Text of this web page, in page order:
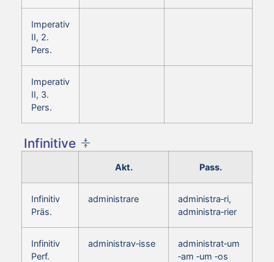
Imperativ
II, 2.
Pers.
Imperativ
II, 3.
Pers.
Infinitive
Akt. Pass.
Infinitiv
Präs.
administrare
administra‑ri,
administra‑rier
Infinitiv
Perf.
administrav‑isse
administrat‑um
‑am ‑um ‑os